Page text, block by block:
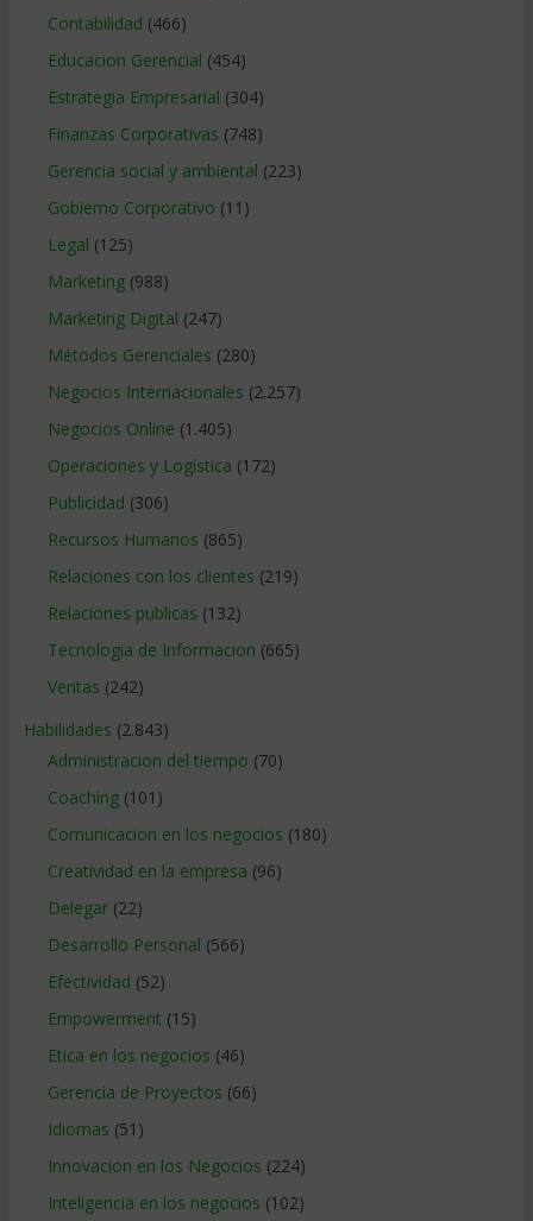
Contabilidad (466)
Educacion Gerencial (454)
Estrategia Empresarial (304)
Finanzas Corporativas (748)
Gerencia social y ambiental (223)
Gobierno Corporativo (11)
Legal (125)
Marketing(988)
Marketing Digital (247)
Métodos Gerenciales (280)
Negocios Internacionales (2.257)
Negocios Online (1.405)
Operaciones y Logística (172)
Publicidad (306)
Recursos Humanos (865)
Relaciones con los clientes (219)
Relaciones publicas (132)
Tecnologia de Informacion (665)
Ventas (242)
Habilidades (2.843)
Administracion del tiempo (70)
Coaching(101)
Comunicacion en los negocios (180)
Creatividad en la empresa (96)
Delegar(22)
Desarrollo Personal (566)
Efectividad (52)
Empowerment (15)
Etica en los negocios (46)
Gerencia de Proyectos (66)
Idiomas (51)
Innovacion en los Negocios (224)
Inteligencia en los negocios (102)